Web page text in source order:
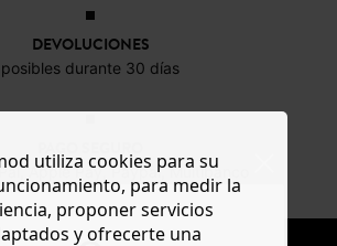
DEVOLUCIONES
posibles durante 30 días
Apple Pay, Paypal, Multibanco
utiliza cookies para su
para medir la
proponer servicios
y ofrecerte una